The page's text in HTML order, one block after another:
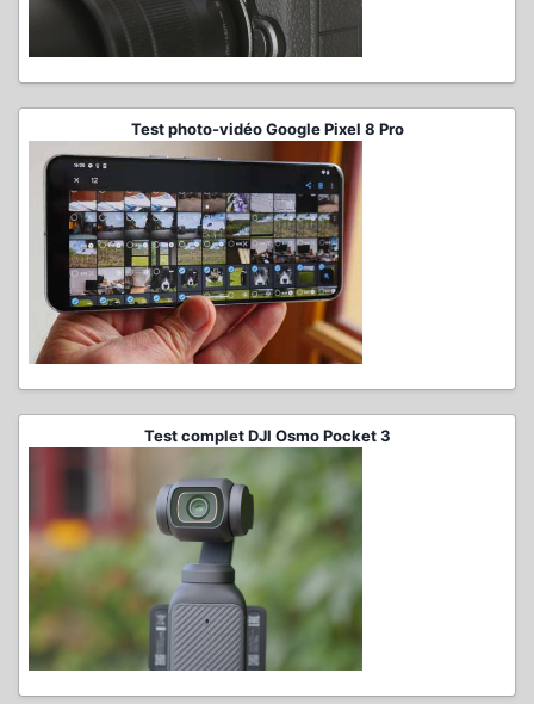
Test photo-vidéo Google Pixel 8 Pro
Test complet DJI Osmo Pocket 3